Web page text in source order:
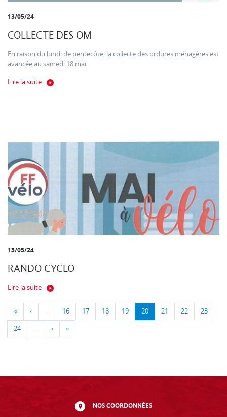
13/05/24
COLLECTE DES OM
En raison du lundi de pentecôte, la collecte des ordures ménagères est
avancée au samedi 18 mai.
Lire la suite
13/05/24
RANDO CYCLO
Lire la suite
« ‹ … 16 17 18 19 20 21 22 23
24 … › »
NOS COORDONNÉES